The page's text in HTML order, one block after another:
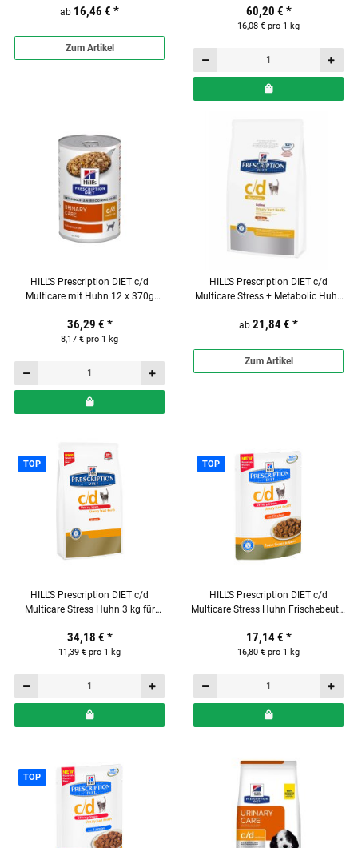
ab 16,46 € *
Zum Artikel
60,20 € *
16,08 € pro 1 kg
HILL'S Prescription DIET c/d
Multicare mit Huhn 12 x 370g
36,29 € *
8,17 € pro 1 kg
HILL'S Prescription DIET c/d
Multicare Stress + Metabolic Huhn
ab 21,84 € *
Zum Artikel
TOP
HILL'S Prescription DIET c/d
Multicare Stress Huhn 3 kg für
34,18 € *
11,39 € pro 1 kg
TOP
HILL'S Prescription DIET c/d
Multicare Stress Huhn Frischebeutel
17,14 € *
16,80 € pro 1 kg
TOP